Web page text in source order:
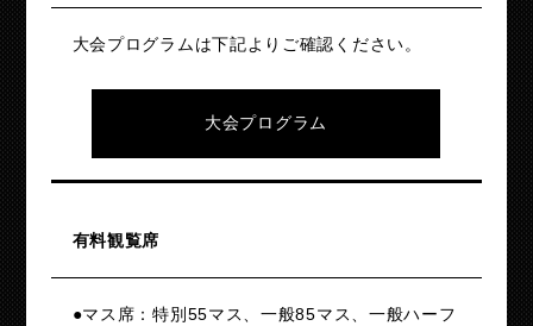
大会プログラムは下記よりご確認ください。
大会プログラム
有料観覧席
●マス席：特別55マス、一般85マス、一般ハーフ